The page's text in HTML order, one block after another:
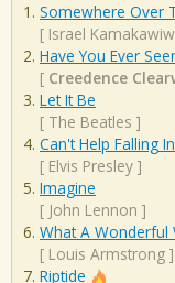
Somewhere Over
[ Israel
Have You Ever
[ Creedence
Let It Be
[ The Beatles ]
Can't Help Falling
[ Elvis Presley ]
Imagine
[ John Lennon ]
What A Wonderful
[ Louis Armstrong ]
Riptide